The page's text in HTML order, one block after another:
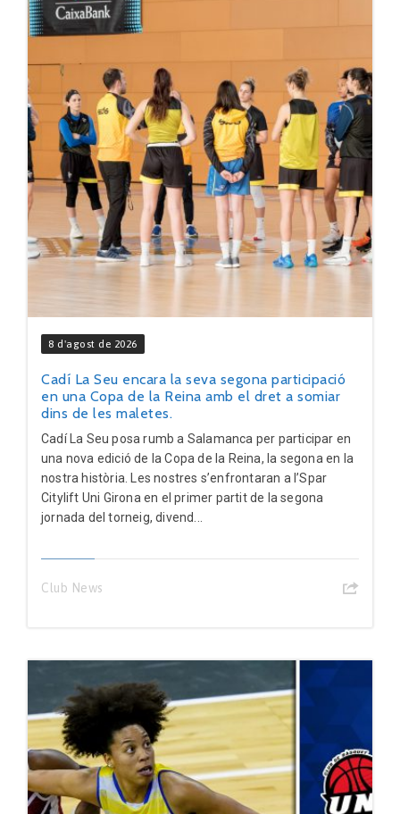
8 d'agost de 2026
Cadí La Seu encara la seva segona participació
en una Copa de la Reina amb el dret a somiar
dins de les maletes.
Cadí La Seu posa rumb a Salamanca per participar en
una nova edició de la Copa de la Reina, la segona en la
nostra història. Les nostres s’enfrontaran a l’Spar
Citylift Uni Girona en el primer partit de la segona
jornada del torneig, divend...
Club News